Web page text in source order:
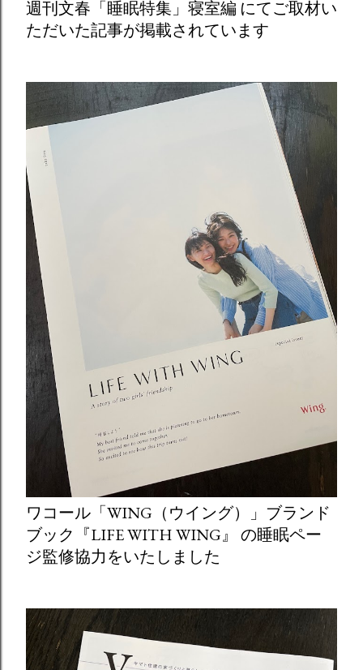
週刊文春「睡眠特集」寝室編 にてご取材い
ただいた記事が掲載されています
ワコール「WING（ウイング）」ブランド
ブック『LIFE WITH WING』 の睡眠ペー
ジ監修協力をいたしました